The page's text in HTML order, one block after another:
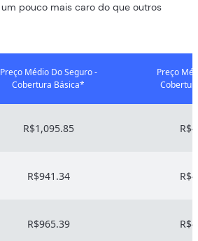
pouco mais caro do que outros
Preço Médio Do Seguro -
Cobertura Básica*
Preço
R$1,095.85
R$941.34
R$965.39